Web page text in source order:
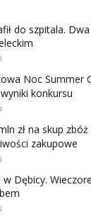
do szpitala.
Noc Summer
konkursu
zł na skup
zakupowe
Dębicy.